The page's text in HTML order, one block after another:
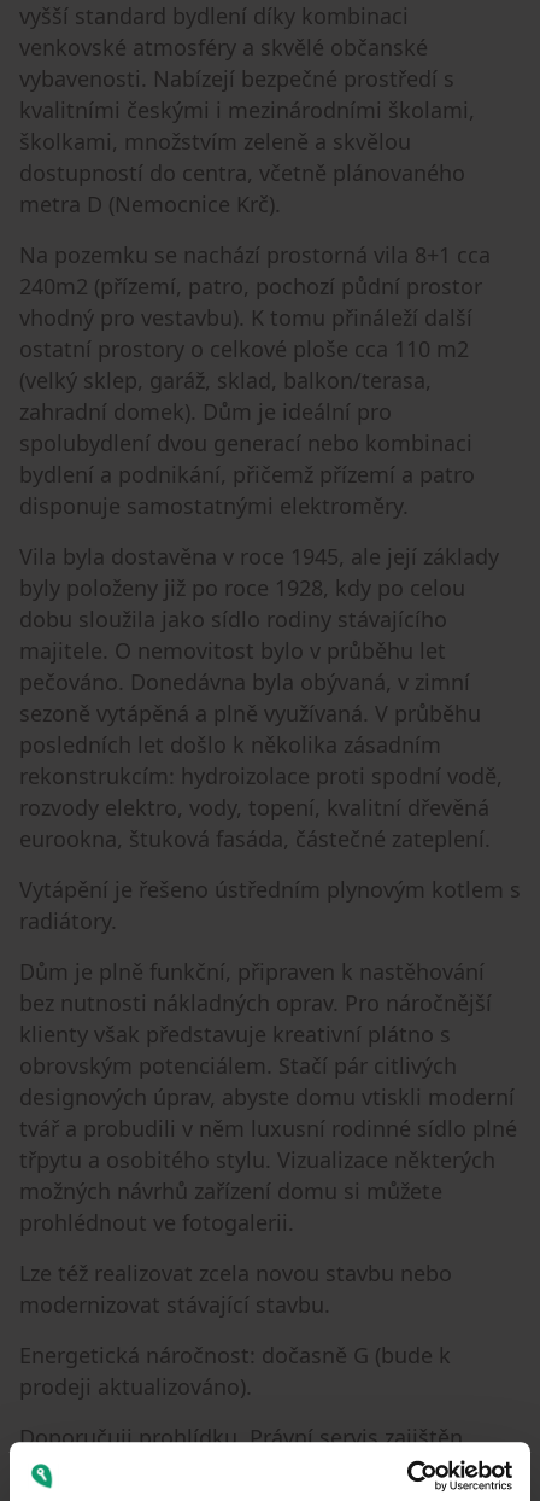
vyšší standard bydlení díky kombinaci
venkovské atmosféry a skvělé občanské
vybavenosti. Nabízejí bezpečné prostředí s
kvalitními českými i mezinárodními školami,
školkami, množstvím zeleně a skvělou
dostupností do centra, včetně plánovaného
metra D (Nemocnice Krč).
Na pozemku se nachází prostorná vila 8+1 cca
240m2 (přízemí, patro, pochozí půdní prostor
vhodný pro vestavbu). K tomu přináleží další
ostatní prostory o celkové ploše cca 110 m2
(velký sklep, garáž, sklad, balkon/terasa,
zahradní domek). Dům je ideální pro
spolubydlení dvou generací nebo kombinaci
bydlení a podnikání, přičemž přízemí a patro
disponuje samostatnými elektroměry.
Vila byla dostavěna v roce 1945, ale její základy
byly položeny již po roce 1928, kdy po celou
dobu sloužila jako sídlo rodiny stávajícího
majitele. O nemovitost bylo v průběhu let
pečováno. Donedávna byla obývaná, v zimní
sezoně vytápěná a plně využívaná. V průběhu
posledních let došlo k několika zásadním
rekonstrukcím: hydroizolace proti spodní vodě,
rozvody elektro, vody, topení, kvalitní dřevěná
eurookna, štuková fasáda, částečné zateplení.
Vytápění je řešeno ústředním plynovým kotlem s
radiátory.
Dům je plně funkční, připraven k nastěhování
bez nutnosti nákladných oprav. Pro náročnější
klienty však představuje kreativní plátno s
obrovským potenciálem. Stačí pár citlivých
designových úprav, abyste domu vtiskli moderní
tvář a probudili v něm luxusní rodinné sídlo plné
třpytu a osobitého stylu. Vizualizace některých
možných návrhů zařízení domu si můžete
prohlédnout ve fotogalerii.
Lze též realizovat zcela novou stavbu nebo
modernizovat stávající stavbu.
Energetická náročnost: dočasně G (bude k
prodeji aktualizováno).
Doporučuji prohlídku. Právní servis zajištěn.
Pro více info nebo sjednání prohlídky nás